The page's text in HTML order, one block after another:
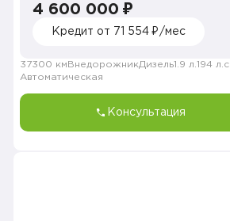
4 600 000 ₽
Кредит от 71 554 ₽/мес
37300 км ВнедорожникДизель1.9 л. 194 л.с.
Автоматическая
Консультация